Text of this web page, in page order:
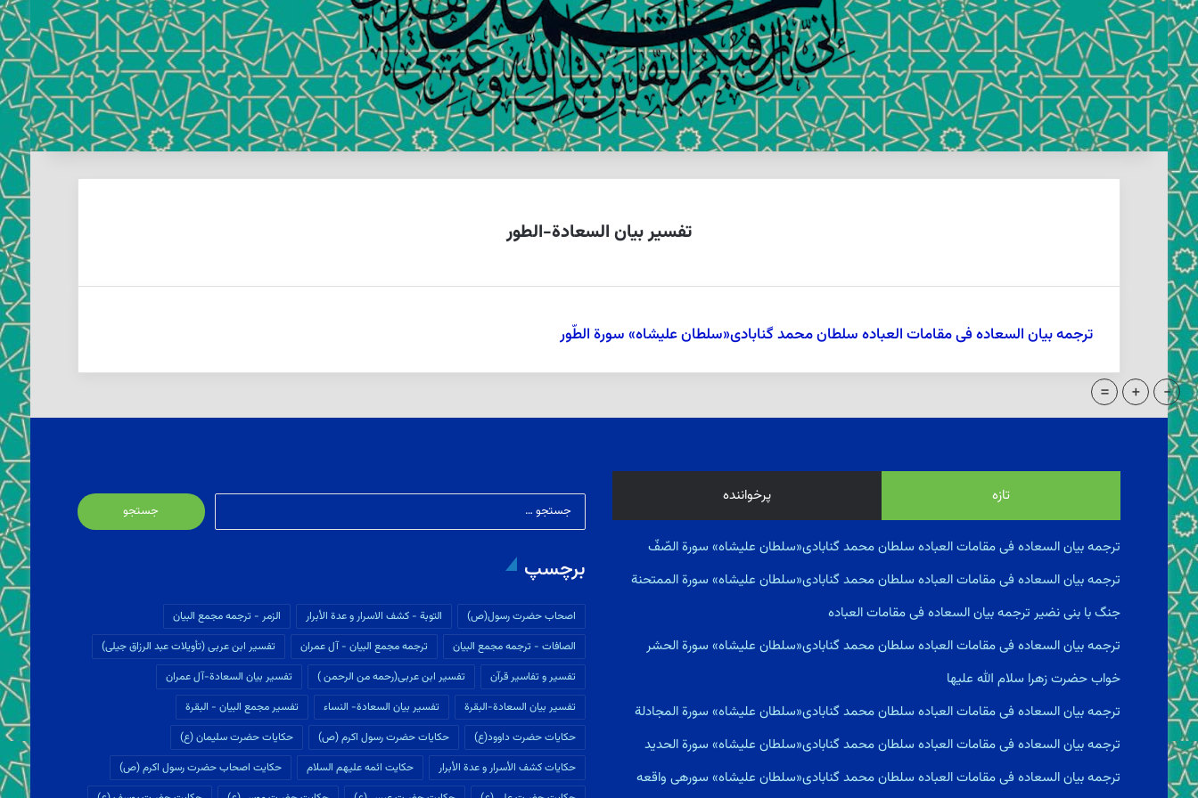
تفسیر بیان السعادة-الطور
ترجمه بیان السعاده فى مقامات العباده سلطان محمد گنابادی«سلطان علیشاه» سورة الطّور
تازه پرخواننده
ترجمه بیان السعاده فى مقامات العباده سلطان محمد گنابادی«سلطان علیشاه» سورة الصّفّ
ترجمه بیان السعاده فى مقامات العباده سلطان محمد گنابادی«سلطان علیشاه» سورة الممتحنة
جنگ با بنى نضير ترجمه بیان السعاده فى مقامات العباده
ترجمه بیان السعاده فى مقامات العباده سلطان محمد گنابادی«سلطان علیشاه» سورة الحشر
خواب حضرت زهرا سلام الله علیها
ترجمه بیان السعاده فى مقامات العباده سلطان محمد گنابادی«سلطان علیشاه» سورة المجادلة
ترجمه بیان السعاده فى مقامات العباده سلطان محمد گنابادی«سلطان علیشاه» سورة الحديد
ترجمه بیان السعاده فى مقامات العباده سلطان محمد گنابادی«سلطان علیشاه» سورهى واقعه
جستجو
برای:
برچسپ
اصحاب حضرت رسول(ص) التوبة - كشف الاسرار و عدة الأبرار
الزمر - ترجمه مجمع البیان
الصافات - ترجمه مجمع البیان
ترجمه مجمع البیان - آل عمران
تفسير ابن عربى (تأويلات عبد الرزاق جیلی)
تفسير و تفاسير قرآن
تفسیر ابن عربى(رحمه من الرحمن )
تفسیر بیان السعادة-آل عمران
تفسیر بیان السعادة-البقرة
تفسیر بیان السعادة- النساء
تفسیر مجمع البیان - البقرة
حکایات حضرت داوود(ع)
حکایات حضرت رسول اکرم (ص)
حکایات حضرت سلیمان (ع)
حکایات كشف الأسرار و عدة الأبرار
حکایت ائمه علیهم السلام
حکایت اصحاب حضرت رسول اکرم (ص)
-
+
=